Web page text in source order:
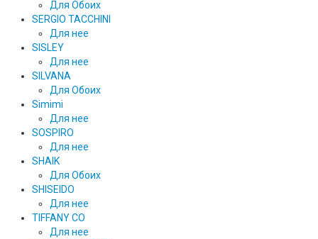
Для Обоих
SERGIO TACCHINI
Для нее
SISLEY
Для нее
SILVANA
Для Обоих
Simimi
Для нее
SOSPIRO
Для нее
SHAIK
Для Обоих
SHISEIDO
Для нее
TIFFANY CO
Для нее